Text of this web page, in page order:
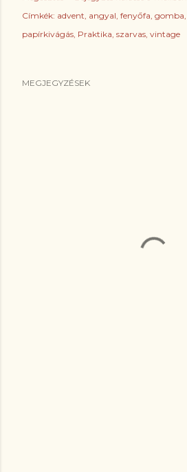
Címkék: advent angyal fenyőfa gomba
papírkivágás Praktika szarvas vintage
MEGJEGYZÉSEK